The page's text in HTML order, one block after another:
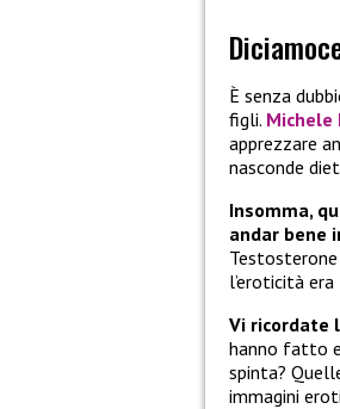
È senza
figli. Michele
apprezzare
nasconde
Insomma,
andar bene
Testosterone
l’eroticità
Vi ricordate
hanno fatto
spinta?
immagini